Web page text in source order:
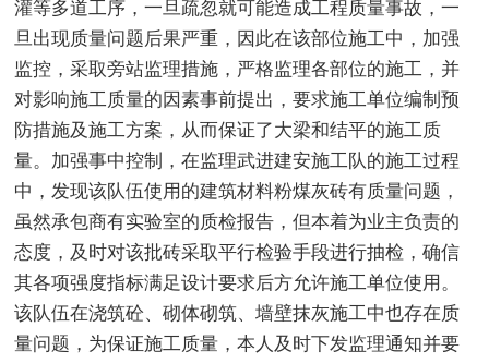
灌等多道工序，一旦疏忽就可能造成工程质量事故，一
旦出现质量问题后果严重，因此在该部位施工中，加强
监控，采取旁站监理措施，严格监理各部位的施工，并
对影响施工质量的因素事前提出，要求施工单位编制预
防措施及施工方案，从而保证了大梁和结平的施工质
量。加强事中控制，在监理武进建安施工队的施工过程
中，发现该队伍使用的建筑材料粉煤灰砖有质量问题，
虽然承包商有实验室的质检报告，但本着为业主负责的
态度，及时对该批砖采取平行检验手段进行抽检，确信
其各项强度指标满足设计要求后方允许施工单位使用。
该队伍在浇筑砼、砌体砌筑、墙壁抹灰施工中也存在质
量问题，为保证施工质量，本人及时下发监理通知并要